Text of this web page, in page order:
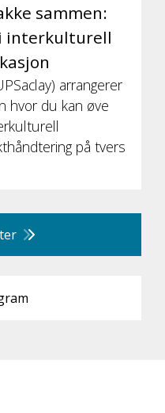
sammen:
interkulturell
arrangerer
hvor du kan øve
på tvers